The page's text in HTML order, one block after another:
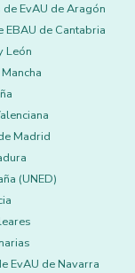
de EvAU de Aragón
EBAU de Cantabria
León
Madrid
(UNED)
EvAU de Navarra